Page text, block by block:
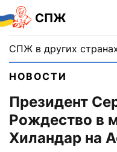
СПЖ
СПЖ в других
НОВОСТИ
Президент
Рождество в
Хиландар на